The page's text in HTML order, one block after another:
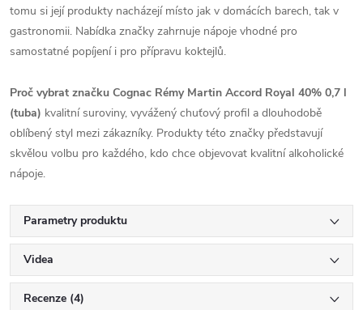
tomu si její produkty nacházejí místo jak v domácích barech, tak v
gastronomii. Nabídka značky zahrnuje nápoje vhodné pro
samostatné popíjení i pro přípravu koktejlů.
Proč vybrat značku Cognac Rémy Martin Accord Royal 40% 0,7 l
(tuba) kvalitní suroviny, vyvážený chuťový profil a dlouhodobě
oblíbený styl mezi zákazníky. Produkty této značky představují
skvělou volbu pro každého, kdo chce objevovat kvalitní alkoholické
nápoje.
Parametry produktu
Videa
Recenze (4)